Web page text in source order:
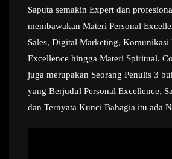
Saputa semakin Expert dan
membawakan Materi Personal
Sales, Digital Marketing, Komunikasi
Excellence hingga Materi Spiritual.
juga merupakan Seorang Penulis 3
yang Berjudul Personal Excellence,
dan Ternyata Kunci Bahagia itu ada